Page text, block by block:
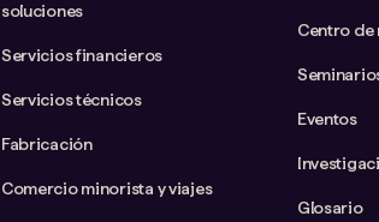
soluciones
Servicios financieros
Servicios técnicos
Fabricación
Comercio minorista y viajes
Centro de
Eventos
Glosario